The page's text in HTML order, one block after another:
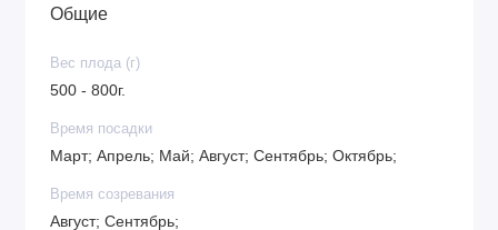
Общие
Вес плода (г)
500 - 800г.
Время посадки
Март; Апрель; Май; Август; Сентябрь; Октябрь;
Время созревания
Август; Сентябрь;